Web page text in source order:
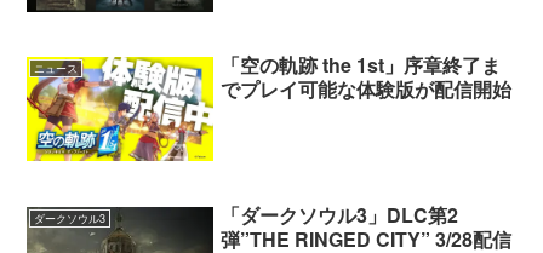
ニュース
「空の軌跡 the 1st」序章終了ま
でプレイ可能な体験版が配信開始
ダークソウル3
「ダークソウル3」DLC第2
弾”THE RINGED CITY” 3/28配信